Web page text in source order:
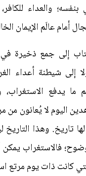
والعداء
أمام عالَم الإيمان
إلى جمع ذخيرة
إلى شيطنة أعداء
ما يدفع الاستغراب،
اليوم لا يُعانون
تاريخ. وهذا
فالاستغراب
كانت ذات يوم مرتع